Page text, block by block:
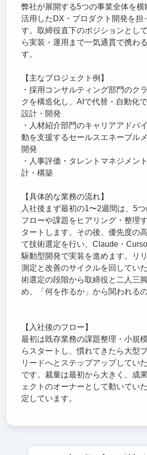
弊社が展開する5つの事業全体を横
活用したDX・プロダクト開発を担
す。取締役直下のポジションとし
ら実装・運用まで一気通貫で携わ
す。
【主なプロジェクト例】
・採用コンサルティング部門のク
クを構造化し、AIで代替・自動化
設計・開発
・人材紹介部門のキャリアアドバ
動を支援するセールスエネーブル
開発
・人事評価・タレントマネジメン
計・構築
【具体的な業務の流れ】
入社後まず最初の1〜2週間は、5
フローや課題をヒアリング・整理
タートします。その後、優先度の
て技術選定を行い、Claude・
駆動型開発で実装を進めます。リ
測定と改善のサイクルを回してい
術選定の段階から取締役と二人三
め、「何を作るか」から関われる
【入社後のフロー】
最初は既存業務の課題整理・小規
らスタートし、慣れてきたら大型
リードへとステップアップしてい
です。裁量は最初から大きく、成
ェクトのオーナーとして動いてい
定しています。